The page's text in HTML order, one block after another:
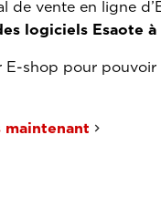
de vente en ligne
logiciels Esaote
E-shop pour
maintenant